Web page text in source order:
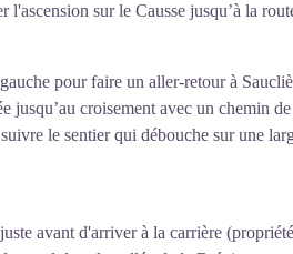
l'ascension sur le Causse jusqu’à la
pour faire un aller-retour à
jusqu’au croisement avec un chemin
le sentier qui débouche sur une
avant d'arriver à la carrière